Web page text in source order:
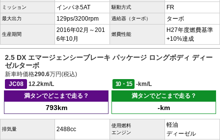
ミッション インパネ5AT 駆動方式 FR
最大出力 129ps/3200rpm 過給器（ターボ） ターボ
生産期間
2016年02月～201
6年10月
燃費性能
H27年度燃費基準
+10%達成
2.5 DX エマージェンシーブレーキ パッケージ ロングボディ ディー
ゼルターボ
新車時価格290.6万円(税込)
JC08
12.2km/L 10・15
-km/L
満タンでどこまで走る？
793km
満タンでどこまで走る？
-km
排気量 2488cc
使用燃料
エンジン
軽油
ディーゼル